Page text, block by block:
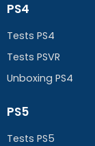
PS4
Tests PS4
Tests PSVR
Unboxing PS4
PS5
Tests PS5